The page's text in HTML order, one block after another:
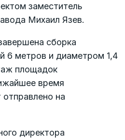
заместитель
Михаил Язев.
сборка
6 метров и диаметром 1,4
площадок
время
на
директора